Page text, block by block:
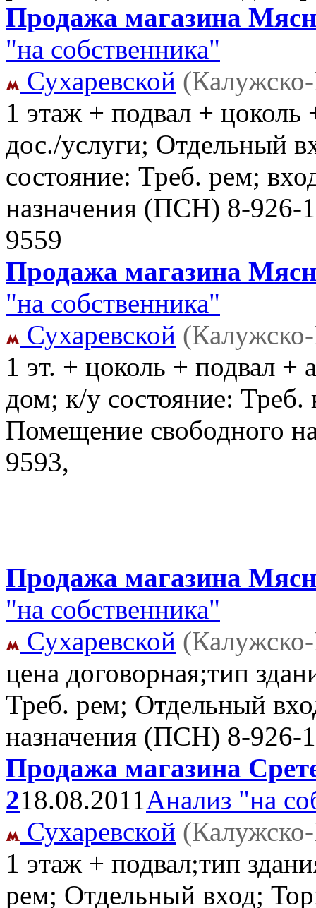
Продажа магазина
"на собственника"
Сухаревской
1 этаж + подвал + цоколь
дос./услуги; Отдельный
состояние: Треб. рем;
назначения (ПСН) 8-926-
9559
Продажа магазина
"на собственника"
Сухаревской
1 эт. + цоколь + подвал +
дом; к/у состояние:
Помещение свободного
9593,
Продажа магазина
"на собственника"
Сухаревской
цена договорная;тип
Треб. рем; Отдельный
назначения (ПСН) 8-926-
Продажа магазина
218.08.2011Анализ "на
Сухаревской
1 этаж + подвал;тип
рем; Отдельный вход;